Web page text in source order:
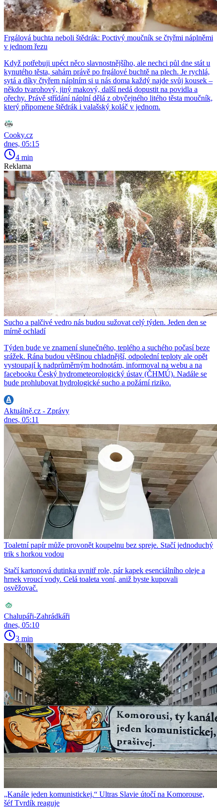
Frgálová buchta neboli štědrák: Poctivý moučník se čtyřmi náplněmi
v jednom řezu
Když potřebuji upéct něco slavnostnějšího, ale nechci půl dne stát u
kynutého těsta, sahám právě po frgálové buchtě na plech. Je rychlá,
sytá a díky čtyřem náplním si u nás doma každý najde svůj kousek –
někdo tvarohový, jiný makový, další nedá dopustit na povidla a
ořechy. Právě střídání náplní dělá z obyčejného litého těsta moučník,
který připomene štědrák i valašský koláč v jednom.
Cooky.cz
dnes, 05:15
4 min
Reklama
Sucho a palčivé vedro nás budou sužovat celý týden. Jeden den se
mírně ochladí
Týden bude ve znamení slunečného, teplého a suchého počasí beze
srážek. Rána budou většinou chladnější, odpolední teploty ale opět
vystoupají k nadprůměrným hodnotám, informoval na webu a na
facebooku Český hydrometeorologický ústav (ČHMÚ). Nadále se
bude prohlubovat hydrologické sucho a požární riziko.
Aktuálně.cz - Zprávy
dnes, 05:11
Toaletní papír může provonět koupelnu bez spreje. Stačí jednoduchý
trik s horkou vodou
Stačí kartonová dutinka uvnitř role, pár kapek esenciálního oleje a
hrnek vroucí vody. Celá toaleta voní, aniž byste kupovali
osvěžovač.
Chalupáři-Zahrádkáři
dnes, 05:10
3 min
„Kanále jeden komunistickej.“ Ultras Slavie útočí na Komorouse,
šéf Tvrdík reaguje